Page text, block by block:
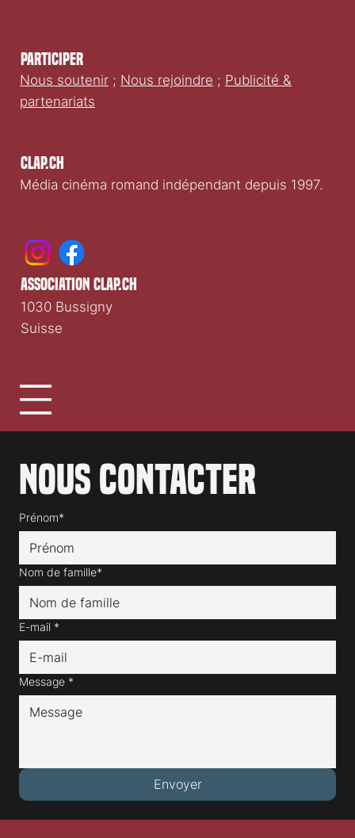
Clap.ch
Média cinéma romand indépendant depuis 1997.
Participer
Nous soutenir ; Nous rejoindre ; Publicité &
partenariats
Nous contacter
Prénom*
Nom de famille*
E-mail *
Message *
Envoyer
association clap.ch
1030 Bussigny
Suisse